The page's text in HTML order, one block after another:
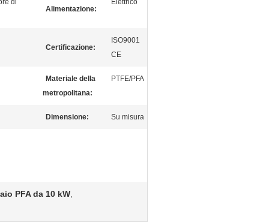
di
Alimentazione:
Elettrico
Certificazione:
ISO9001
CE
Materiale della
metropolitana:
PTFE/PFA
Dimensione: Su misura
PFA da 10 kW,